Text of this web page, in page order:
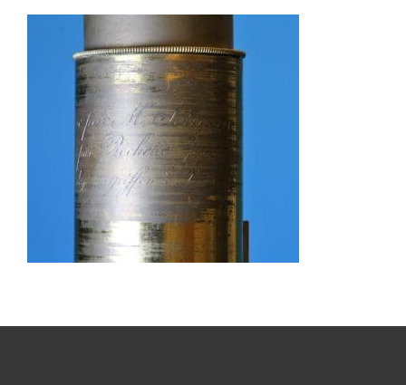
Divers
Makers
Images
Culpeper (ca. 1735)
Cuff (ca. 1745)
volgens Culpeper (1750-
Dollond, ‘Jones’ most improved type’ (1800-1830)